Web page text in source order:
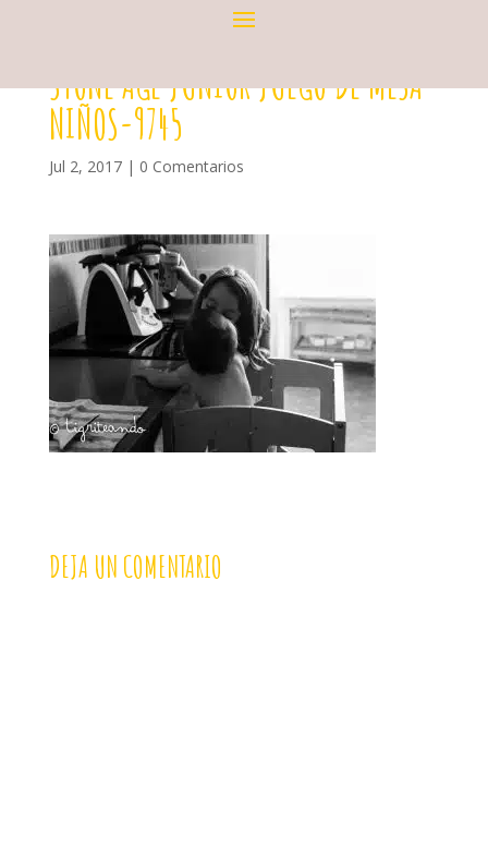
STONE AGE JUNIOR JUEGO DE MESA
NIÑOS-9745
Jul 2, 2017| 0 Comentarios
DEJA UN COMENTARIO